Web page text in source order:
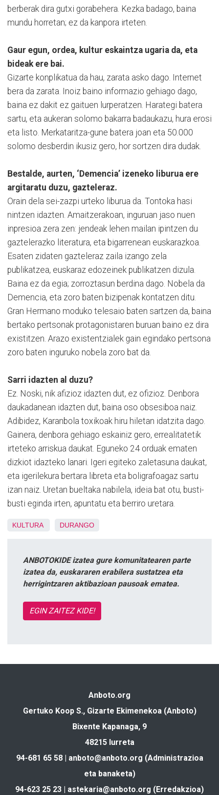
berberak dira gutxi gorabehera. Kezka badago, baina
mundu horretan; ez da kanpora irteten.
Gaur egun, ordea, kultur eskaintza ugaria da, eta
bideak ere bai.
Gizarte konplikatua da hau, zarata asko dago. Internet
bera da zarata. Inoiz baino informazio gehiago dago,
baina ez dakit ez gaituen lurperatzen. Harategi batera
sartu, eta aukeran solomo bakarra badaukazu, hura erosi
eta listo. Merkataritza-gune batera joan eta 50.000
solomo desberdin ikusiz gero, hor sortzen dira dudak.
Bestalde, aurten, ‘Demencia’ izeneko liburua ere
argitaratu duzu, gazteleraz.
Orain dela sei-zazpi urteko liburua da. Tontoka hasi
nintzen idazten. Amaitzerakoan, inguruan jaso nuen
inpresioa zera zen: jendeak lehen mailan ipintzen du
gaztelerazko literatura, eta bigarrenean euskarazkoa.
Esaten zidaten gazteleraz zaila izango zela
publikatzea, euskaraz edozeinek publikatzen dizula.
Baina ez da egia; zorroztasun berdina dago. Nobela da
Demencia, eta zoro baten bizipenak kontatzen ditu.
Gran Hermano moduko telesaio baten sartzen da, baina
bertako pertsonak protagonistaren buruan baino ez dira
existitzen. Arazo existentzialek gain egindako pertsona
zoro baten inguruko nobela zoro bat da.
Sarri idazten al duzu?
Ez. Noski, nik afizioz idazten dut, ez ofizioz. Denbora
daukadanean idazten dut, baina oso obsesiboa naiz.
Adibidez, Karanbola toxikoak hiru hiletan idatzita dago.
Gainera, denbora gehiago eskainiz gero, errealitatetik
irteteko arriskua daukat. Eguneko 24 orduak ematen
dizkiot idazteko lanari. Igeri egiteko zaletasuna daukat,
eta igerilekura bertara libreta eta boligrafoagaz sartu
izan naiz. Uretan bueltaka nabilela, ideia bat otu, busti-
busti eginda irten, apuntatu eta berriro uretara.
KULTURA DURANGO
ANBOTOKIDE izatea gure komunitatearen parte
izatea da, euskararen erabilera sustatzea eta
herrigintzaren aktibazioan pausoak ematea.
EGIN ZAITEZ KIDE!
Anboto.org
Gertuko Koop S., Gizarte Ekimenekoa (Anboto)
Bixente Kapanaga, 9
48215 Iurreta
94-681 65 58 | anboto@anboto.org (Administrazioa
eta banaketa)
94-623 25 23 | astekaria@anboto.org (Erredakzioa)